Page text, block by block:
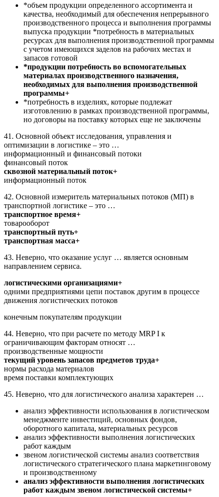
*объем продукции определенного ассортимента и
качества, необходимый для обеспечения непрерывного
производственного процесса и выполнения программы
выпуска продукции *потребность в материальных
ресурсах для выполнения производственной программы
с учетом имеющихся заделов на рабочих местах и
запасов готовой
*продукции потребность во вспомогательных
материалах производственного назначения,
необходимых для выполнения производственной
программы+
*потребность в изделиях, которые подлежат
изготовлению в рамках производственной программы,
но договоры на поставку которых еще не заключены
41. Основной объект исследования, управления и
оптимизации в логистике – это …
информационный и финансовый потоки
финансовый поток
сквозной материальный поток+
информационный поток
42. Основной измеритель материальных потоков (МП) в
транспортной логистике – это …
транспортное время+
товарооборот
транспортный путь+
транспортная масса+
43. Неверно, что оказание услуг … является основным
направлением сервиса.
логистическими организациями+
одними предприятиями цепи поставок другим в процессе
движения логистических потоков
конечным покупателям продукции
44. Неверно, что при расчете по методу MRP I к
ограничивающим факторам относят …
производственные мощности
текущий уровень запасов предметов труда+
нормы расхода материалов
время поставки комплектующих
45. Неверно, что для логистического анализа характерен …
анализ эффективности использования в логистическом
менеджменте инвестиций, основных фондов,
оборотного капитала, материальных ресурсов
анализ эффективности выполнения логистических
работ каждым
звеном логистической системы анализ соответствия
логистического стратегического плана маркетинговому
и производственному
анализ эффективности выполнения логистических
работ каждым звеном логистической системы+